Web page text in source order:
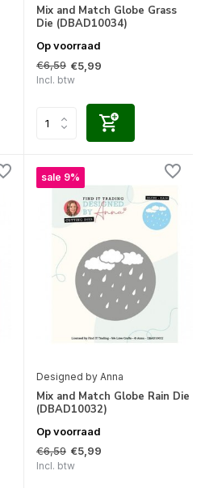
Mix and Match Globe Grass
Die (DBAD10034)
Op voorraad
€6,59 €5,99
Incl. btw
sale 9%
Designed by Anna
Mix and Match Globe Rain Die
(DBAD10032)
Op voorraad
€6,59 €5,99
Incl. btw